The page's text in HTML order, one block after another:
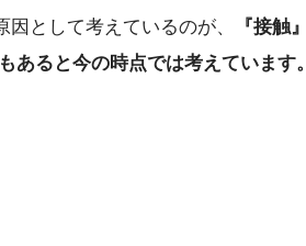
として考えているのが、 『接触』
あると今の時点では考えています。